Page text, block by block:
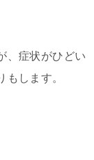
、症状がひどい
します。